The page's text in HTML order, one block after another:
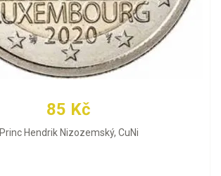
85 Kč
Princ Hendrik Nizozemský, CuNi